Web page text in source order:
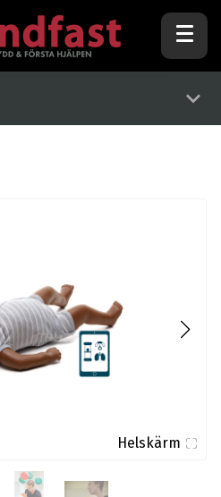
Helskärm